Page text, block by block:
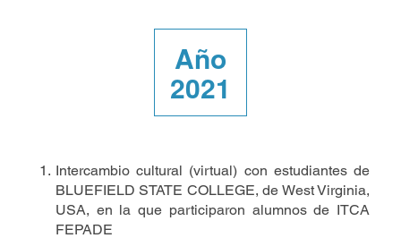
Año
2021
Intercambio cultural (virtual) con estudiantes de
BLUEFIELD STATE COLLEGE, de West Virginia,
USA, en la que participaron alumnos de ITCA
FEPADE